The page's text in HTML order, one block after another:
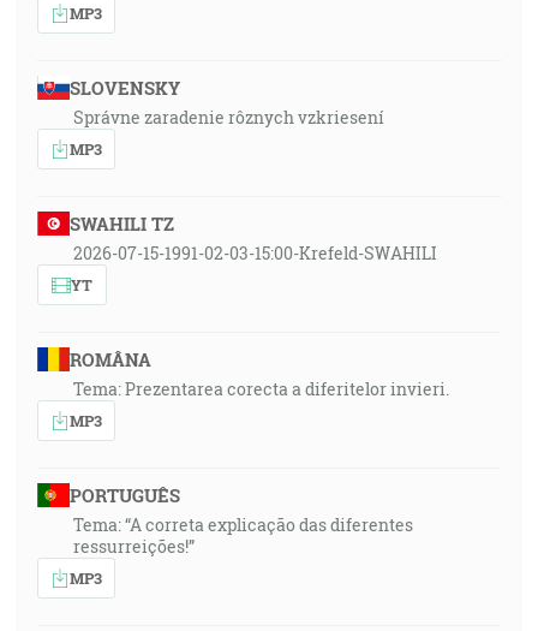
MP3
SLOVENSKY
Správne zaradenie rôznych vzkriesení
MP3
SWAHILI TZ
2026-07-15-1991-02-03-15:00-Krefeld-SWAHILI
YT
ROMÂNA
Tema: Prezentarea corecta a diferitelor invieri.
MP3
PORTUGUÊS
Tema: “A correta explicação das diferentes
ressurreições!”
MP3